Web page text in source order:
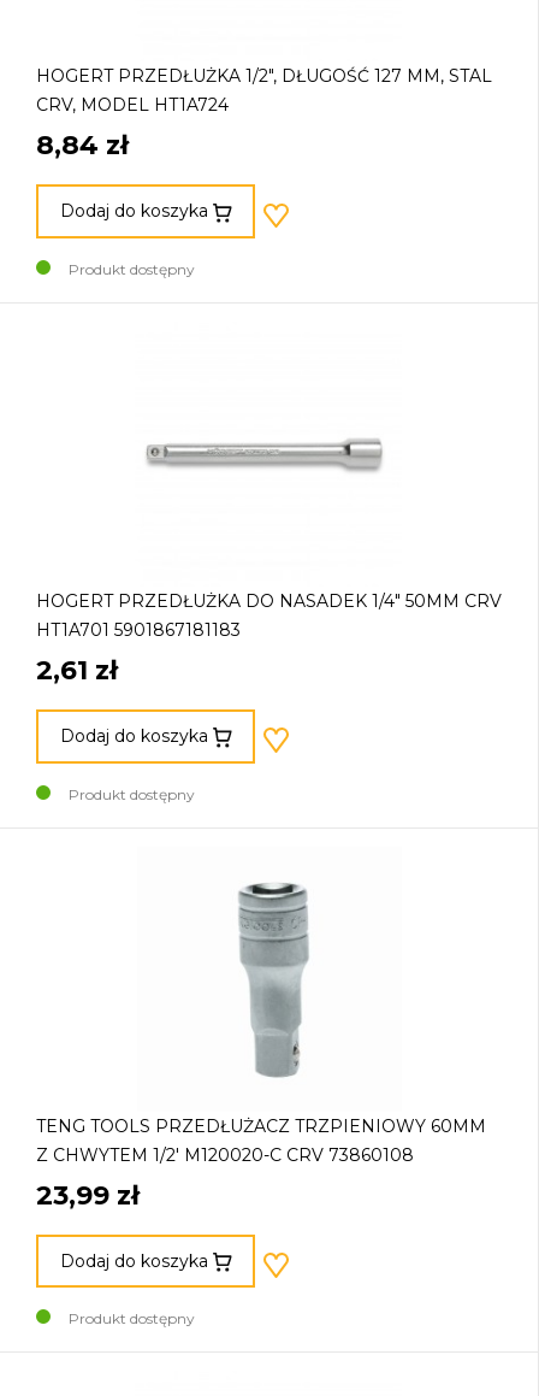
HOGERT PRZEDŁUŻKA 1/2", DŁUGOŚĆ 127 MM, STAL
CRV, MODEL HT1A724
8,84 zł
Dodaj do koszyka
Produkt dostępny
HOGERT PRZEDŁUŻKA DO NASADEK 1/4" 50MM CRV
HT1A701 5901867181183
2,61 zł
Dodaj do koszyka
Produkt dostępny
TENG TOOLS PRZEDŁUŻACZ TRZPIENIOWY 60MM
Z CHWYTEM 1/2' M120020-C CRV 73860108
23,99 zł
Dodaj do koszyka
Produkt dostępny